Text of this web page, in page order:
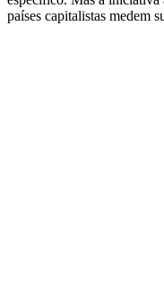
países capitalistas medem